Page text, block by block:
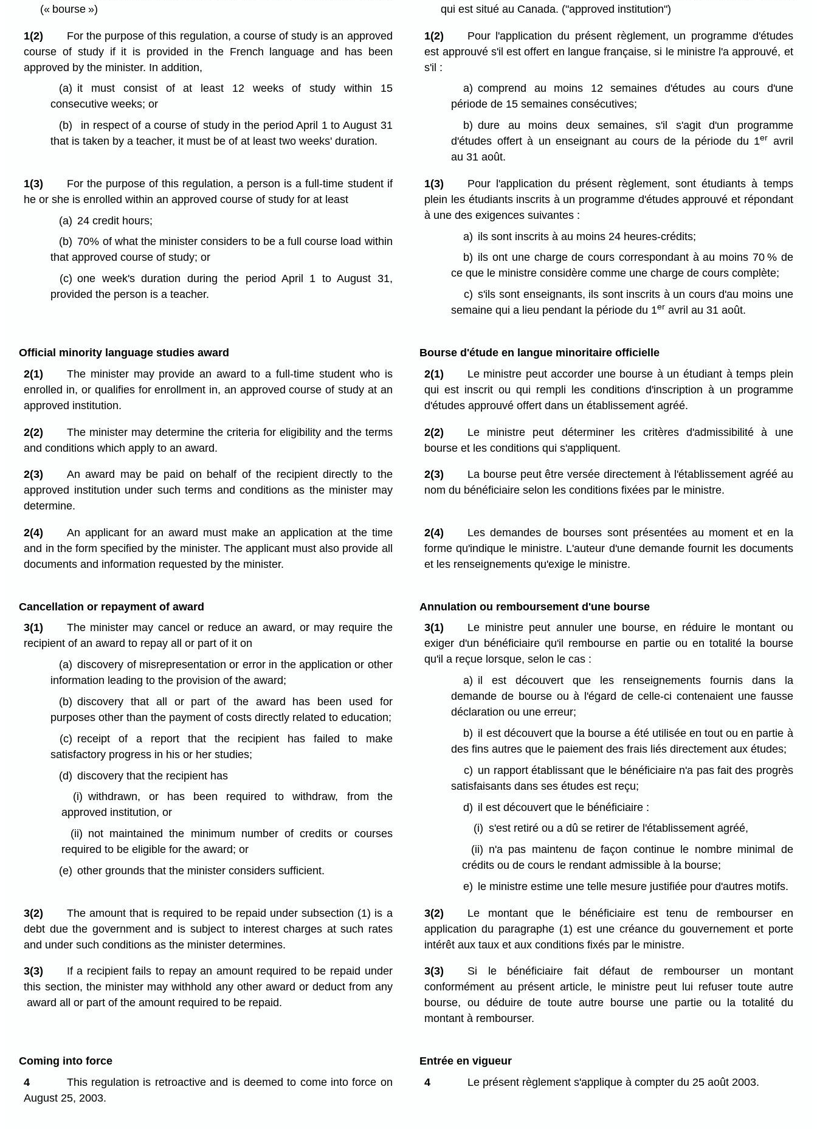
(« bourse »)
qui est situé au Canada. ("approved institution")
1(2)
For the purpose of this regulation, a course of study is an approved
course of study if it is provided in the French language and has been
approved by the minister. In addition,
(a) it must consist of at least 12 weeks of study within 15
consecutive weeks; or
(b)
in respect of a course of study in the period April 1 to August 31
that is taken by a teacher, it must be of at least two weeks' duration.
1(2)
Pour l'application du présent règlement, un programme d'études
est approuvé s'il est offert en langue française, si le ministre l'a approuvé, et
s'il :
a) comprend au moins 12 semaines d'études au cours d'une
période de 15 semaines consécutives;
b) dure au moins deux semaines, s'il s'agit d'un programme
d'études offert à un enseignant au cours de la période du 1er avril
au 31 août.
1(3)
For the purpose of this regulation, a person is a full-time student if
he or she is enrolled within an approved course of study for at least
(a) 24 credit hours;
(b) 70% of what the minister considers to be a full course load within
that approved course of study; or
(c) one week's duration during the period April 1 to August 31,
provided the person is a teacher.
1(3)
Pour l'application du présent règlement, sont étudiants à temps
plein les étudiants inscrits à un programme d'études approuvé et répondant
à une des exigences suivantes :
a) ils sont inscrits à au moins 24 heures-crédits;
b) ils ont une charge de cours correspondant à au moins 70 % de
ce que le ministre considère comme une charge de cours complète;
c) s'ils sont enseignants, ils sont inscrits à un cours d'au moins une
semaine qui a lieu pendant la période du 1er avril au 31 août.
Official minority language studies award
2(1)
The minister may provide an award to a full-time student who is
enrolled in, or qualifies for enrollment in, an approved course of study at an
approved institution.
Bourse d'étude en langue minoritaire officielle
2(1)
Le ministre peut accorder une bourse à un étudiant à temps plein
qui est inscrit ou qui rempli les conditions d'inscription à un programme
d'études approuvé offert dans un établissement agréé.
2(2)
The minister may determine the criteria for eligibility and the terms
and conditions which apply to an award.
2(2)
Le ministre peut déterminer les critères d'admissibilité à une
bourse et les conditions qui s'appliquent.
2(3)
An award may be paid on behalf of the recipient directly to the
approved institution under such terms and conditions as the minister may
determine.
2(3)
La bourse peut être versée directement à l'établissement agréé au
nom du bénéficiaire selon les conditions fixées par le ministre.
2(4)
An applicant for an award must make an application at the time
and in the form specified by the minister. The applicant must also provide all
documents and information requested by the minister.
2(4)
Les demandes de bourses sont présentées au moment et en la
forme qu'indique le ministre. L'auteur d'une demande fournit les documents
et les renseignements qu'exige le ministre.
Cancellation or repayment of award
3(1)
The minister may cancel or reduce an award, or may require the
recipient of an award to repay all or part of it on
(a) discovery of misrepresentation or error in the application or other
information leading to the provision of the award;
(b) discovery that all or part of the award has been used for
purposes other than the payment of costs directly related to education;
(c) receipt of a report that the recipient has failed to make
satisfactory progress in his or her studies;
(d) discovery that the recipient has
(i) withdrawn, or has been required to withdraw, from the
approved institution, or
(ii) not maintained the minimum number of credits or courses
required to be eligible for the award; or
(e) other grounds that the minister considers sufficient.
Annulation ou remboursement d'une bourse
3(1)
Le ministre peut annuler une bourse, en réduire le montant ou
exiger d'un bénéficiaire qu'il rembourse en partie ou en totalité la bourse
qu'il a reçue lorsque, selon le cas :
a) il est découvert que les renseignements fournis dans la
demande de bourse ou à l'égard de celle-ci contenaient une fausse
déclaration ou une erreur;
b) il est découvert que la bourse a été utilisée en tout ou en partie à
des fins autres que le paiement des frais liés directement aux études;
c) un rapport établissant que le bénéficiaire n'a pas fait des progrès
satisfaisants dans ses études est reçu;
d) il est découvert que le bénéficiaire :
(i) s'est retiré ou a dû se retirer de l'établissement agréé,
(ii) n'a pas maintenu de façon continue le nombre minimal de
crédits ou de cours le rendant admissible à la bourse;
e)
le ministre estime une telle mesure justifiée pour d'autres motifs.
3(2)
The amount that is required to be repaid under subsection (1) is a
debt due the government and is subject to interest charges at such rates
and under such conditions as the minister determines.
3(2)
Le montant que le bénéficiaire est tenu de rembourser en
application du paragraphe (1) est une créance du gouvernement et porte
intérêt aux taux et aux conditions fixés par le ministre.
3(3)
If a recipient fails to repay an amount required to be repaid under
this section, the minister may withhold any other award or deduct from any
award all or part of the amount required to be repaid.
3(3)
Si le bénéficiaire fait défaut de rembourser un montant
conformément au présent article, le ministre peut lui refuser toute autre
bourse, ou déduire de toute autre bourse une partie ou la totalité du
montant à rembourser.
Coming into force
4
This regulation is retroactive and is deemed to come into force on
August 25, 2003.
Entrée en vigueur
4
Le présent règlement s'applique à compter du 25 août 2003.